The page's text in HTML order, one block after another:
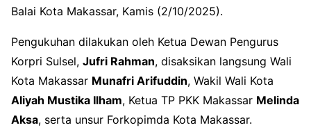
Balai Kota Makassar, Kamis (2/10/2025).
Pengukuhan dilakukan oleh Ketua Dewan Pengurus
Korpri Sulsel, Jufri Rahman, disaksikan langsung Wali
Kota Makassar Munafri Arifuddin, Wakil Wali Kota
Aliyah Mustika Ilham, Ketua TP PKK Makassar Melinda
Aksa, serta unsur Forkopimda Kota Makassar.